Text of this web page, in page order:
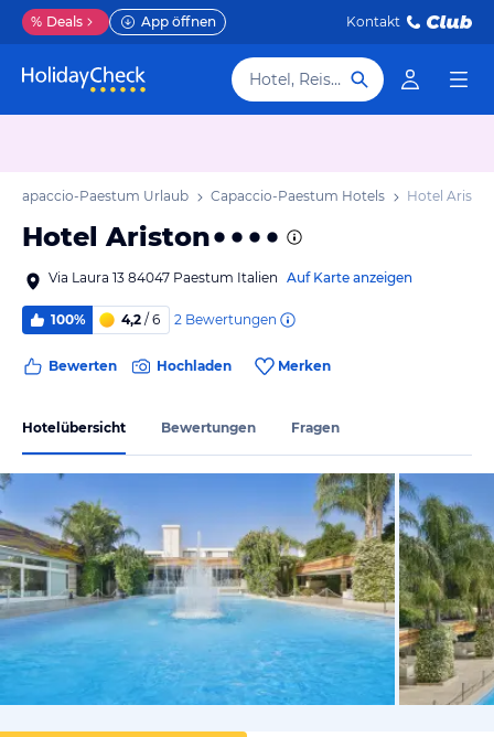
% Deals App öffnen Kontakt
Hotel, Reiseziel
Capaccio-Paestum Urlaub Capaccio-Paestum Hotels Hotel Ariston
Hotel Ariston
Via Laura 13 84047 Paestum Italien Auf Karte anzeigen
100% 4,2 / 6 2 Bewertungen
Bewerten Hochladen Merken
Hotelübersicht Bewertungen Fragen
von